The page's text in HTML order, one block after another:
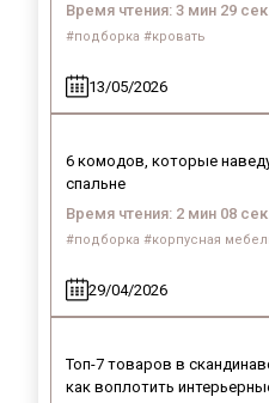
Время чтения: 3 мин 29
#подборка #кровать
13/05/2026
6 комодов, которые
спальне
Время чтения: 2 мин 08
#подборка #корпусная
29/04/2026
Топ-7 товаров в
как воплотить